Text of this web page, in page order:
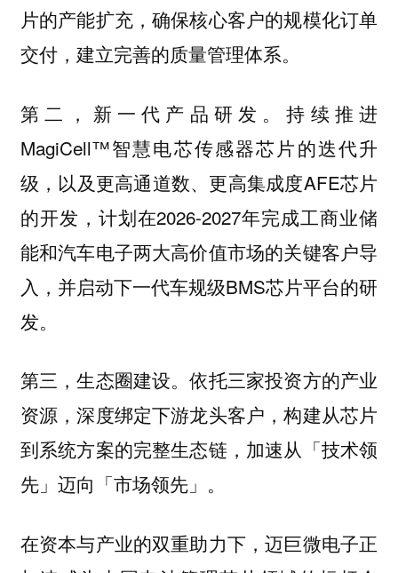
片的产能扩充，确保核心客户的规模化订单
交付，建立完善的质量管理体系。
第二，新一代产品研发。持续推进
MagiCell™智慧电芯传感器芯片的迭代升
级，以及更高通道数、更高集成度AFE芯片
的开发，计划在2026-2027年完成工商业储
能和汽车电子两大高价值市场的关键客户导
入，并启动下一代车规级BMS芯片平台的研
发。
第三，生态圈建设。依托三家投资方的产业
资源，深度绑定下游龙头客户，构建从芯片
到系统方案的完整生态链，加速从「技术领
先」迈向「市场领先」。
在资本与产业的双重助力下，迈巨微电子正